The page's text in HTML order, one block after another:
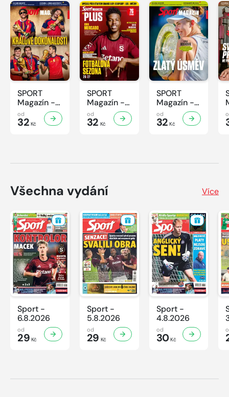
SPORT
Magazín -
31/2026
od
32 Kč
SPORT
Magazín -
30/2026
od
32 Kč
SPORT
Magazín -
29/2026
od
32 Kč
Všechna vydání Více
Sport -
6.8.2026
od
29 Kč
Sport -
5.8.2026
od
29 Kč
Sport -
4.8.2026
od
30Kč